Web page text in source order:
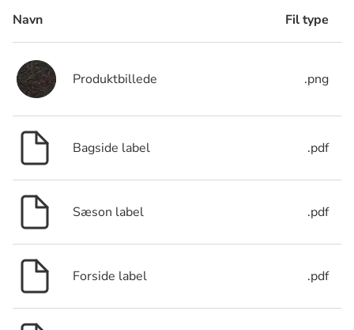
Navn Fil type
Produktbillede .png
Bagside label .pdf
Sæson label .pdf
Forside label .pdf